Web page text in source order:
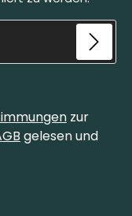
zur
gelesen und